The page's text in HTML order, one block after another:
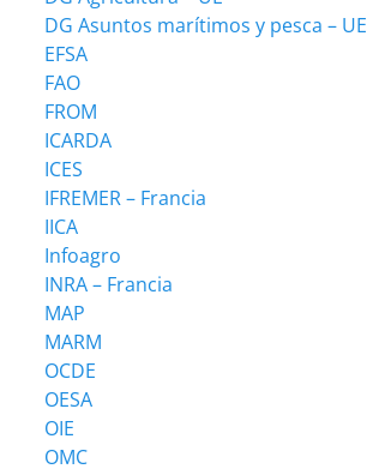
DG Asuntos marítimos y pesca – UE
EFSA
FAO
FROM
ICARDA
ICES
IFREMER – Francia
IICA
Infoagro
INRA – Francia
MAP
MARM
OCDE
OESA
OIE
OMC